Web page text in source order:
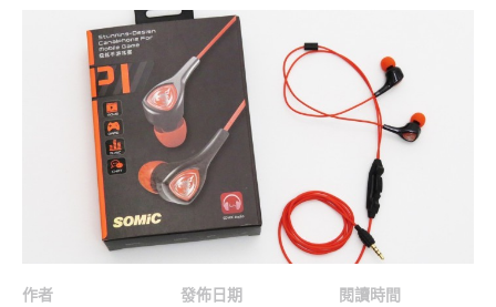
作者
發佈日期
閱讀時間